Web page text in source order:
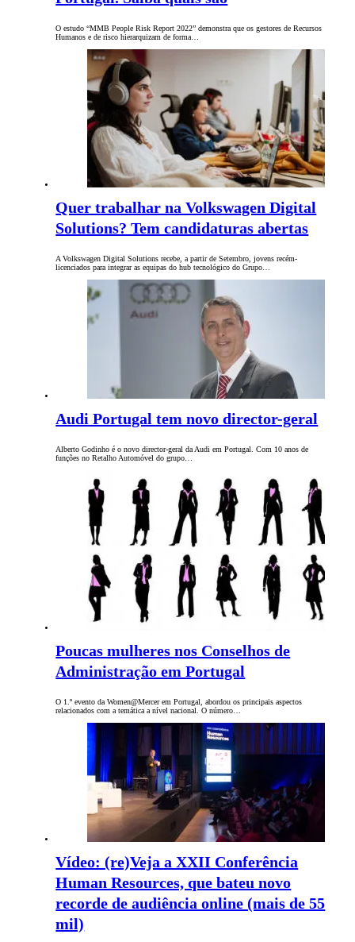
O estudo “MMB People Risk Report 2022” demonstra que os gestores de Recursos
Humanos e de risco hierarquizam de forma…
Quer trabalhar na Volkswagen Digital
Solutions? Tem candidaturas abertas
A Volkswagen Digital Solutions recebe, a partir de Setembro, jovens recém-
licenciados para integrar as equipas do hub tecnológico do Grupo…
Audi Portugal tem novo director-geral
Alberto Godinho é o novo director-geral da Audi em Portugal. Com 10 anos de
funções no Retalho Automóvel do grupo…
Poucas mulheres nos Conselhos de
Administração em Portugal
O 1.º evento da Women@Mercer em Portugal, abordou os principais aspectos
relacionados com a temática a nível nacional. O número…
Vídeo: (re)Veja a XXII Conferência
Human Resources, que bateu novo
recorde de audiência online (mais de 55
mil)